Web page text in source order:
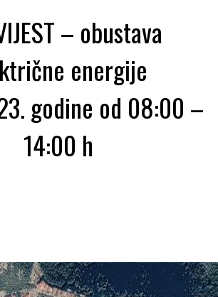
– obustava
energije
godine od 08:00 –
14:00 h